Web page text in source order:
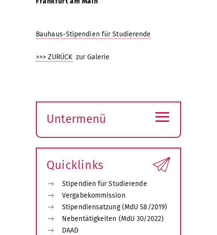
Bauhaus-Stipendien für Studierende
>>> ZURÜCK zur Galerie
Untermenü
öffnen
≡
Quicklinks
Stipendien für Studierende
Vergabekommission
Stipendiensatzung (MdU 58/2019)
Nebentätigkeiten (MdU 30/2022)
DAAD